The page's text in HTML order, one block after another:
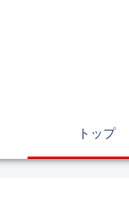
トップ